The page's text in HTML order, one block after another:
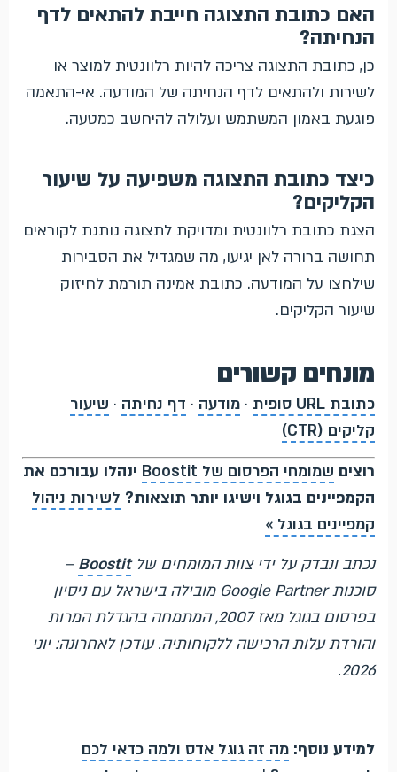
האם כתובת התצוגה חייבת להתאים לדף
הנחיתה?
כן, כתובת התצוגה צריכה להיות רלוונטית למוצר או
לשירות ולהתאים לדף הנחיתה של המודעה. אי-התאמה
פוגעת באמון המשתמש ועלולה להיחשב כמטעה.
כיצד כתובת התצוגה משפיעה על שיעור
הקליקים?
הצגת כתובת רלוונטית ומדויקת לתצוגה נותנת לקוראים
תחושה ברורה לאן יגיעו, מה שמגדיל את הסבירות
שילחצו על המודעה. כתובת אמינה תורמת לחיזוק
שיעור הקליקים.
מונחים קשורים
כתובת URL סופית · מודעה · דף נחיתה · שיעור
קליקים (CTR)
רוצים שמומחי הפרסום של Boostit
ינהלו עבורכם את
הקמפיינים בגוגל וישיגו יותר תוצאות? לשירות ניהול
קמפיינים בגוגל »
נכתב ונבדק על ידי צוות המומחים שלBoostit
–
סוכנות Google Partner מובילה בישראל עם ניסיון
בפרסום בגוגל מאז 2007, המתמחה בהגדלת המרות
והורדת עלות הרכישה ללקוחותיה. עודכן לאחרונה: יוני
2026.
למידע נוסף: מה זה גוגל אדס ולמה כדאי לכם